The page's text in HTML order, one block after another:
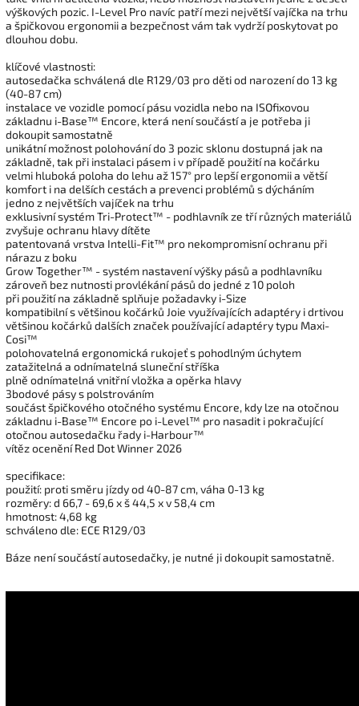
výškových pozic. I-Level Pro navíc patří mezi největší vajíčka na trhu
a špičkovou ergonomii a bezpečnost vám tak vydrží poskytovat po
dlouhou dobu.
klíčové vlastnosti:
autosedačka schválená dle R129/03 pro děti od narození do 13 kg
(40-87 cm)
instalace ve vozidle pomocí pásu vozidla nebo na ISOfixovou
základnu i-Base™ Encore, která není součástí a je potřeba ji
dokoupit samostatně
unikátní možnost polohování do 3 pozic sklonu dostupná jak na
základně, tak při instalaci pásem i v případě použití na kočárku
velmi hluboká poloha do lehu až 157° pro lepší ergonomii a větší
komfort i na delších cestách a prevenci problémů s dýcháním
jedno z největších vajíček na trhu
exklusivní systém Tri-Protect™ - podhlavník ze tří různých materiálů
zvyšuje ochranu hlavy dítěte
patentovaná vrstva Intelli-Fit™ pro nekompromisní ochranu při
nárazu z boku
Grow Together™ - systém nastavení výšky pásů a podhlavníku
zároveň bez nutnosti provlékání pásů do jedné z 10 poloh
při použití na základně splňuje požadavky i-Size
kompatibilní s většinou kočárků Joie využívajících adaptéry i drtivou
většinou kočárků dalších značek používající adaptéry typu Maxi-
Cosi™
polohovatelná ergonomická rukojeť s pohodlným úchytem
zatažitelná a odnímatelná sluneční stříška
plně odnímatelná vnitřní vložka a opěrka hlavy
3bodové pásy s polstrováním
součást špičkového otočného systému Encore, kdy lze na otočnou
základnu i-Base™ Encore po i-Level™ pro nasadit i pokračující
otočnou autosedačku řady i-Harbour™
vítěz ocenění Red Dot Winner 2026
specifikace:
použití: proti směru jízdy od 40-87 cm, váha 0-13 kg
rozměry: d 66,7 - 69,6 x š 44,5 x v 58,4 cm
hmotnost: 4,68 kg
schváleno dle: ECE R129/03
Báze není součástí autosedačky, je nutné ji dokoupit samostatně.